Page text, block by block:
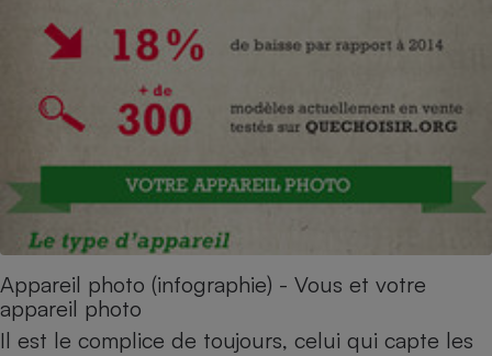
Appareil photo (infographie) - Vous et votre
appareil photo
Il est le complice de toujours, celui qui capte les